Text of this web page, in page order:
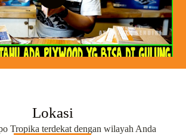
Lokasi
Tropika terdekat dengan wilayah Anda